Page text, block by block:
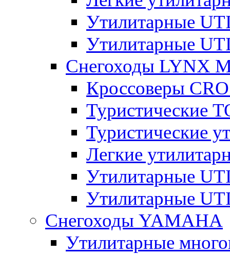
Утилитарные
Утилитарные
Снегоходы LYNX
Кроссоверы
Туристические
Туристические
Легкие
Утилитарные
Утилитарные
Снегоходы YAMAHA
Утилитарные